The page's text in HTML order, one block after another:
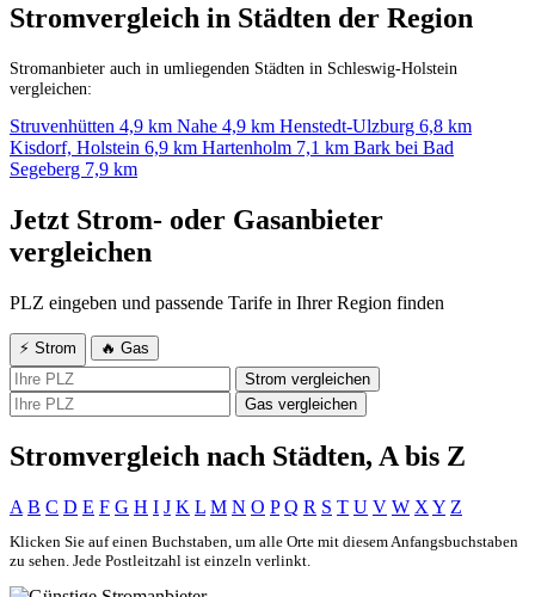
Stromvergleich in Städten der Region
Stromanbieter auch in umliegenden Städten in Schleswig-Holstein
vergleichen:
Struvenhütten 4,9 km Nahe 4,9 km Henstedt-Ulzburg 6,8 km
Kisdorf, Holstein 6,9 km Hartenholm 7,1 km Bark bei Bad
Segeberg 7,9 km
Jetzt Strom- oder Gasanbieter
vergleichen
PLZ eingeben und passende Tarife in Ihrer Region finden
⚡ Strom
🔥 Gas
Strom vergleichen
Gas vergleichen
Stromvergleich nach Städten, A bis Z
A B C D E F G H I J K L M N O P Q R S T U V W X Y Z
Klicken Sie auf einen Buchstaben, um alle Orte mit diesem Anfangsbuchstaben
zu sehen. Jede Postleitzahl ist einzeln verlinkt.